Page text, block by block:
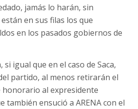
jamás lo harán, sin
en sus filas los que
en los pasados gobiernos de
igual que en el caso de Saca,
partido, al menos retirarán el
al expresidente
también ensució a ARENA con el